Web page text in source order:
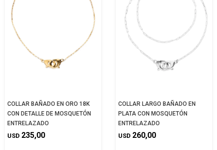
COLLAR BAÑADO EN ORO 18K
CON DETALLE DE MOSQUETÓN
ENTRELAZADO
USD 235,00
COLLAR LARGO BAÑADO EN
PLATA CON MOSQUETÓN
ENTRELAZADO
USD 260,00